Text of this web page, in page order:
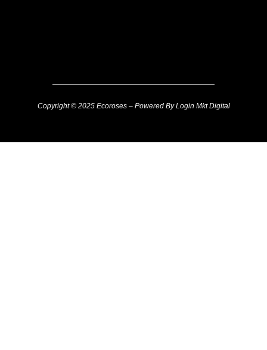
Copyright © 2025 Ecoroses – Powered By Login Mkt Digital